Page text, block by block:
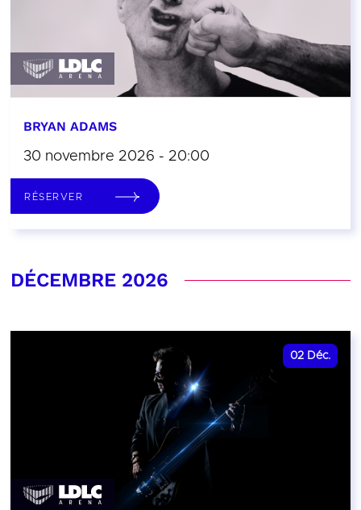
BRYAN ADAMS
30 novembre 2026 - 20:00
RÉSERVER
DÉCEMBRE 2026
02 Déc.